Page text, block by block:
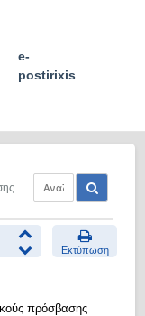
e-
postirixis
Εκτύπωση
πρόσβασης